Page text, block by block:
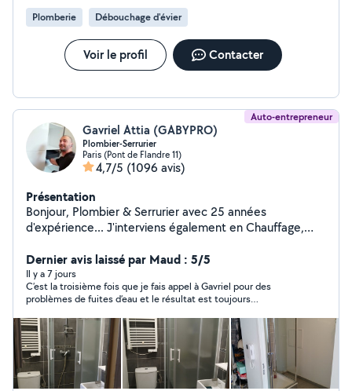
Plomberie Débouchage d'évier
Voir le profil Contacter
Auto-entrepreneur
Gavriel Attia (GABYPRO)
Plombier-Serrurier
Paris (Pont de Flandre 11)
4,7/5 (1096 avis)
Présentation
Bonjour, Plombier & Serrurier avec 25 années
d'expérience... J'interviens également en Chauffage,
rapide... Je me ferai un plaisir de vous rendre service
mes chers voisins.... Si vous me contactez directement,
merci de me laisser vos coordonnées téléphoniques...
Au plaisir de vous lire... Gaby
Dernier avis laissé par Maud : 5/5
Il y a 7 jours
C’est la troisième fois que je fais appel à Gavriel pour des
problèmes de fuites d’eau et le résultat est toujours
son domaine, qui ne laisse pas la moindre goutte d’eau
passer….. Je le recommande vivement !!